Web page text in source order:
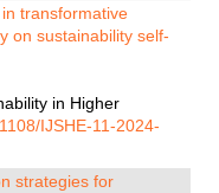
transformative
on sustainability self-
in Higher
IJSHE-11-2024-
strategies for